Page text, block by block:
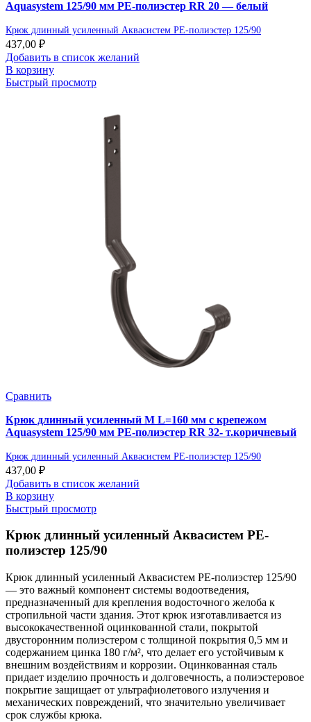
Aquasystem 125/90 мм PE-полиэстер RR 20 — белый
Крюк длинный усиленный Аквасистем PE-полиэстер 125/90
437,00 ₽
Добавить в список желаний
В корзину
Быстрый просмотр
Сравнить
Крюк длинный усиленный М L=160 мм с крепежом
Aquasystem 125/90 мм PE-полиэстер RR 32- т.коричневый
Крюк длинный усиленный Аквасистем PE-полиэстер 125/90
437,00 ₽
Добавить в список желаний
В корзину
Быстрый просмотр
Крюк длинный усиленный Аквасистем PE-
полиэстер 125/90
Крюк длинный усиленный Аквасистем PE-полиэстер 125/90
— это важный компонент системы водоотведения,
предназначенный для крепления водосточного желоба к
стропильной части здания. Этот крюк изготавливается из
высококачественной оцинкованной стали, покрытой
двусторонним полиэстером с толщиной покрытия 0,5 мм и
содержанием цинка 180 г/м², что делает его устойчивым к
внешним воздействиям и коррозии. Оцинкованная сталь
придает изделию прочность и долговечность, а полиэстеровое
покрытие защищает от ультрафиолетового излучения и
механических повреждений, что значительно увеличивает
срок службы крюка.